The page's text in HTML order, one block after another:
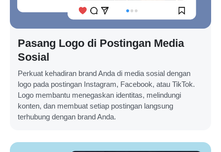
Pasang Logo di Postingan Media
Sosial
Perkuat kehadiran brand Anda di media sosial dengan
logo pada postingan Instagram, Facebook, atau TikTok.
Logo membantu menegaskan identitas, melindungi
konten, dan membuat setiap postingan langsung
terhubung dengan brand Anda.